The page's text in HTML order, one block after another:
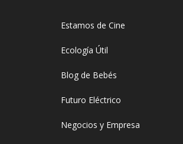
Estamos de Cine
Ecología Útil
Blog de Bebés
Futuro Eléctrico
Negocios y Empresa